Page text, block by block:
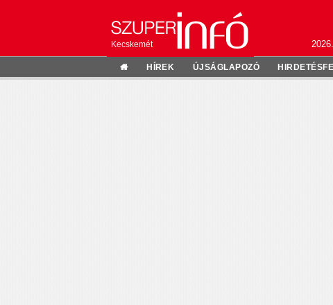
Kecskemét
HÍREK ÚJSÁGLAPOZÓ